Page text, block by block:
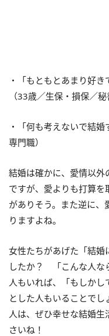
・「もともとあまり好き
（33歳／生保・損保／
・「何も考えないで結
専門職）
結婚は確かに、愛情以外
ですが、愛よりも打算を
がありそう。また逆に、
りますよね。
女性たちがあげた「結婚
したか？ 「こんな人な
人もいれば、「もしか
とした人もいることで
人は、ぜひ幸せな結婚
さいね！